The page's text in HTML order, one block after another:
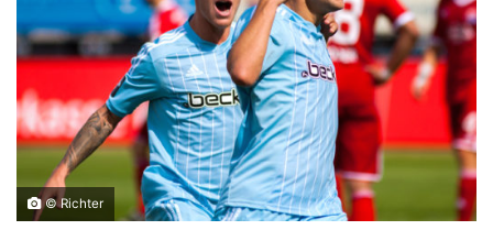
© Richter